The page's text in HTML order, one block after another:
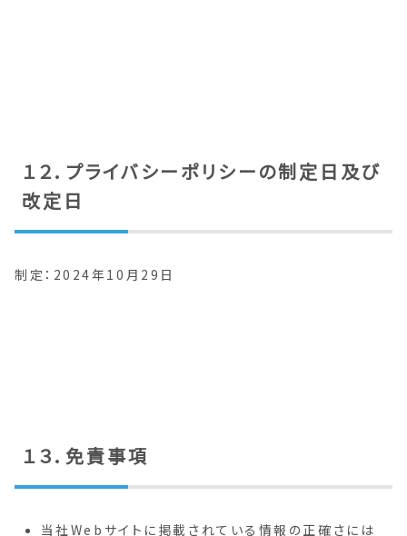
１２．プライバシーポリシーの制定日及び
改定日
制定：2024年10月29日
１３．免責事項
当社Webサイトに掲載されている情報の正確さには